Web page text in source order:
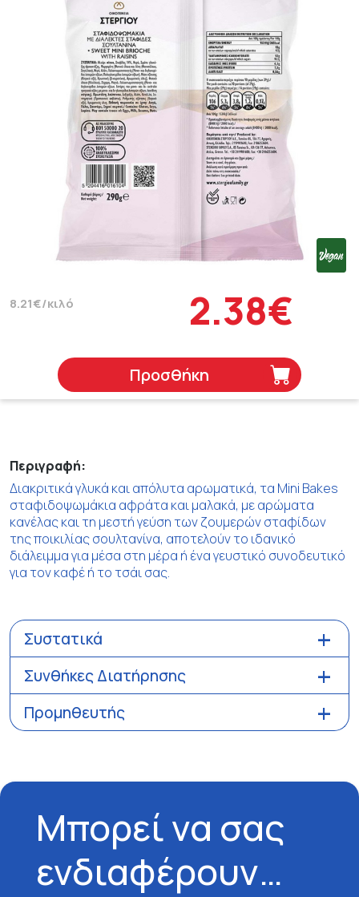
8.21€/κιλό 2.38€
Προσθήκη
Περιγραφή:
Διακριτικά γλυκά και απόλυτα αρωματικά, τα Mini Bakes
σταφιδοψωμάκια αφράτα και μαλακά, με αρώματα
κανέλας και τη μεστή γεύση των ζουμερών σταφίδων
της ποικιλίας σουλτανίνα, αποτελούν το ιδανικό
διάλειμμα για μέσα στη μέρα ή ένα γευστικό συνοδευτικό
για τον καφέ ή το τσάι σας.
Συστατικά
Συνθήκες Διατήρησης
Προμηθευτής
Μπορεί να σας
ενδιαφέρουν…